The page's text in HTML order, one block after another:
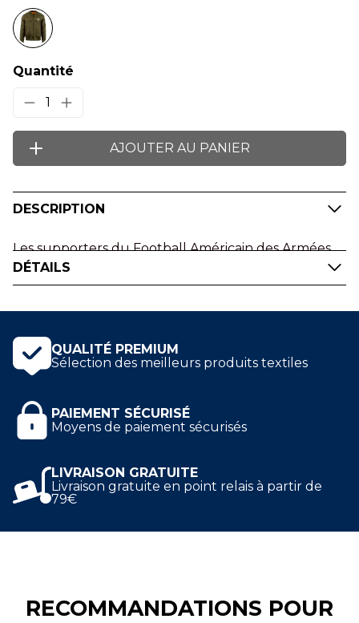
Quantité
1
AJOUTER AU PANIER
DESCRIPTION
Les supporters du Football Américain des Armées
savent comment rester au chaud avec le bomber
kaki brodé, tout en affichant leur passion pour le
football américain. Ce blouson 100% polyester est
en lors des déplacements de loisir.
Cette veste bomber est brodée sur le cœur et le
DÉTAILS
QUALITÉ PREMIUM
Sélection des meilleurs produits textiles
PAIEMENT SÉCURISÉ
Moyens de paiement sécurisés
LIVRAISON GRATUITE
Livraison gratuite en point relais à partir de
79€
RECOMMANDATIONS POUR